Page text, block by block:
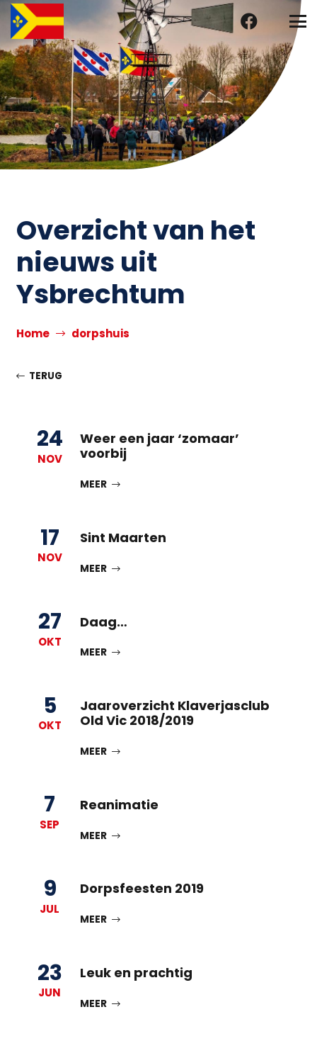
Overzicht van het
nieuws uit
Ysbrechtum
Home dorpshuis
TERUG
24
NOV
Weer een jaar ‘zomaar’
voorbij
MEER
17
NOV
Sint Maarten
MEER
27
OKT
Daag…
MEER
5
OKT
Jaaroverzicht Klaverjasclub
Old Vic 2018/2019
MEER
7
SEP
Reanimatie
MEER
9
JUL
Dorpsfeesten 2019
MEER
23
JUN
Leuk en prachtig
MEER